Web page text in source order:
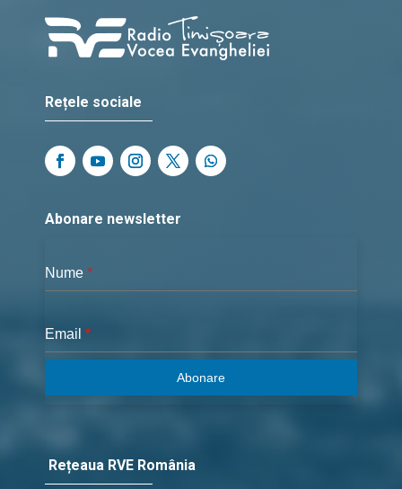
Rețele sociale
Abonare newsletter
Nume *
Email *
Abonare
Rețeaua RVE România